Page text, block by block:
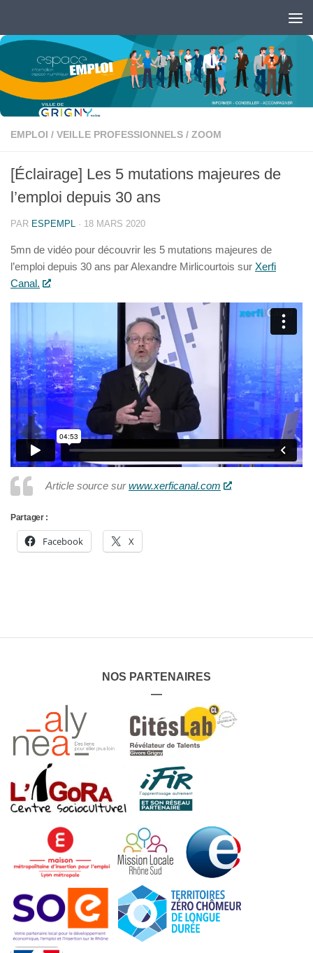
Ouvrir la barre d’outils
EMPLOI / VEILLE PROFESSIONNELS / ZOOM
[Éclairage] Les 5 mutations majeures de
l’emploi depuis 30 ans
PAR ESPEMPL · 18 MARS 2020
5mn de vidéo pour découvrir les 5 mutations majeures de
l’emploi depuis 30 ans par Alexandre Mirlicourtois sur Xerfi
Canal.
Article source surwww.xerficanal.com
Partager :
Facebook X
NOS PARTENAIRES
—